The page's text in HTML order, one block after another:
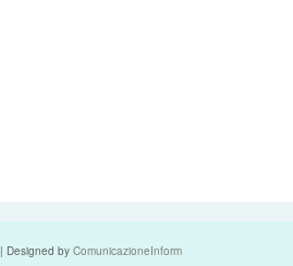
| Designed by ComunicazioneInform